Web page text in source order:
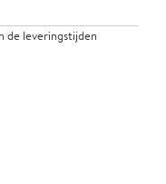
de leveringstijden